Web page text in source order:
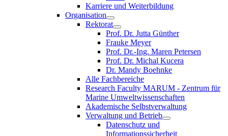
Karriere und Weiterbildung
Organisation
Rektorat
Prof. Dr. Jutta Günther
Frauke Meyer
Prof. Dr.-Ing. Maren Petersen
Prof. Dr. Michal Kucera
Dr. Mandy Boehnke
Alle Fachbereiche
Research Faculty MARUM - Zentrum für
Marine Umweltwissenschaften
Akademische Selbstverwaltung
Verwaltung und Betrieb
Datenschutz und
Informationssicherheit